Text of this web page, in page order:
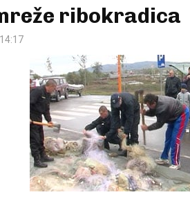
ribokradica